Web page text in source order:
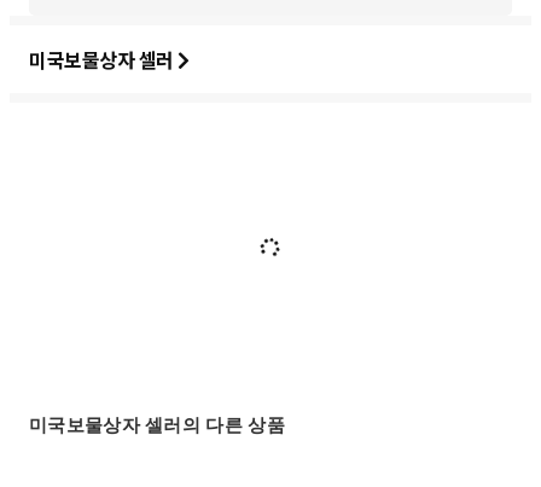
미국보물상자 셀러
미국보물상자 셀러의 다른 상품